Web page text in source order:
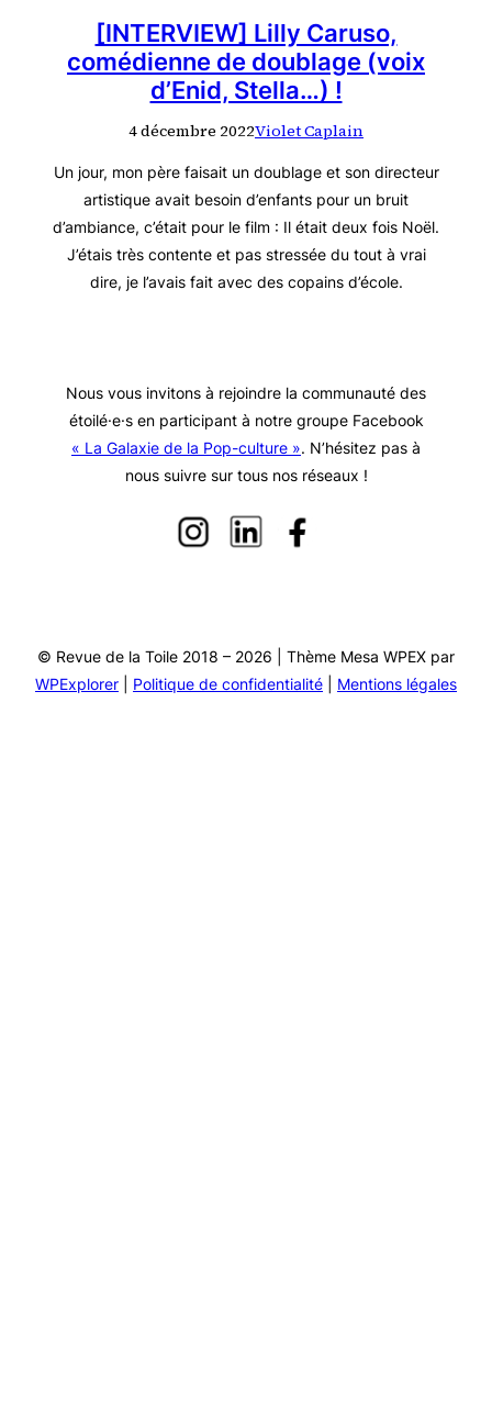
[INTERVIEW] Lilly Caruso,
comédienne de doublage (voix
d’Enid, Stella…) !
4 décembre 2022Violet Caplain
Un jour, mon père faisait un doublage et son directeur
artistique avait besoin d’enfants pour un bruit
d’ambiance, c’était pour le film : Il était deux fois Noël.
J’étais très contente et pas stressée du tout à vrai
dire, je l’avais fait avec des copains d’école.
Nous vous invitons à rejoindre la communauté des
étoilé·e·s en participant à notre groupe Facebook
« La Galaxie de la Pop-culture ». N’hésitez pas à
nous suivre sur tous nos réseaux !
© Revue de la Toile 2018 – 2026 | Thème Mesa WPEX par
WPExplorer
Politique de confidentialité Mentions légales